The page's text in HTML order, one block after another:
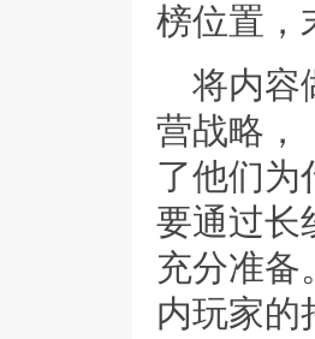
榜位置，
将内容
营战略
了他们为
要通过长
充分准备
内玩家的